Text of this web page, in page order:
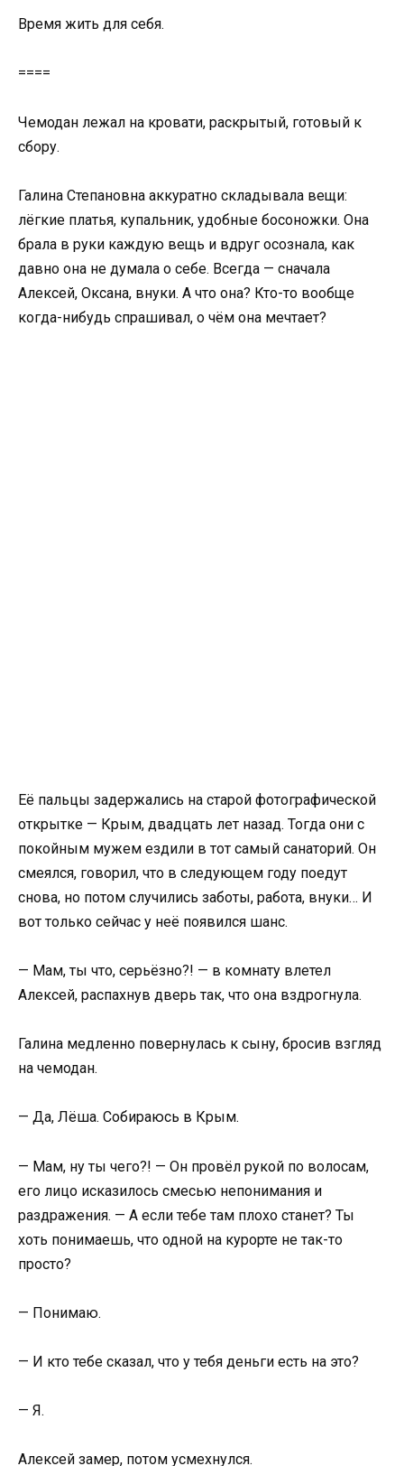
Время жить для себя.
====
Чемодан лежал на кровати, раскрытый, готовый к
сбору.
Галина Степановна аккуратно складывала вещи:
лёгкие платья, купальник, удобные босоножки. Она
брала в руки каждую вещь и вдруг осознала, как
давно она не думала о себе. Всегда — сначала
Алексей, Оксана, внуки. А что она? Кто-то вообще
когда-нибудь спрашивал, о чём она мечтает?
Её пальцы задержались на старой фотографической
открытке — Крым, двадцать лет назад. Тогда они с
покойным мужем ездили в тот самый санаторий. Он
смеялся, говорил, что в следующем году поедут
снова, но потом случились заботы, работа, внуки… И
вот только сейчас у неё появился шанс.
— Мам, ты что, серьёзно?! — в комнату влетел
Алексей, распахнув дверь так, что она вздрогнула.
Галина медленно повернулась к сыну, бросив взгляд
на чемодан.
— Да, Лёша. Собираюсь в Крым.
— Мам, ну ты чего?! — Он провёл рукой по волосам,
его лицо исказилось смесью непонимания и
раздражения. — А если тебе там плохо станет? Ты
хоть понимаешь, что одной на курорте не так-то
просто?
— Понимаю.
— И кто тебе сказал, что у тебя деньги есть на это?
— Я.
Алексей замер, потом усмехнулся.